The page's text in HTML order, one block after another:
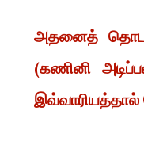
அதனைத்
(கணினி
இவ்வாரியத்தால்